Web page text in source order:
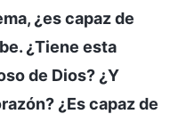
¿es capaz de
¿Tiene esta
de Dios? ¿Y
¿Es capaz de